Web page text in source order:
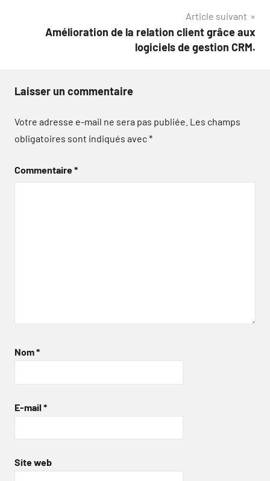
Article suivant
Amélioration de la relation client grâce aux
logiciels de gestion CRM.
Laisser un commentaire
Votre adresse e-mail ne sera pas publiée. Les champs
obligatoires sont indiqués avec*
Commentaire*
Nom*
E-mail *
Site web